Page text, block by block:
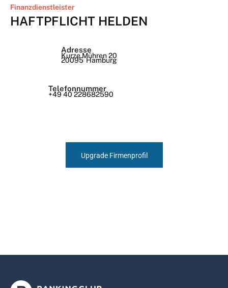
Finanzdienstleister
HAFTPFLICHT HELDEN
Adresse
Kurze Mühren 20
20095 Hamburg
Telefonnummer
+49 40 228682590
Upgrade Firmenprofil